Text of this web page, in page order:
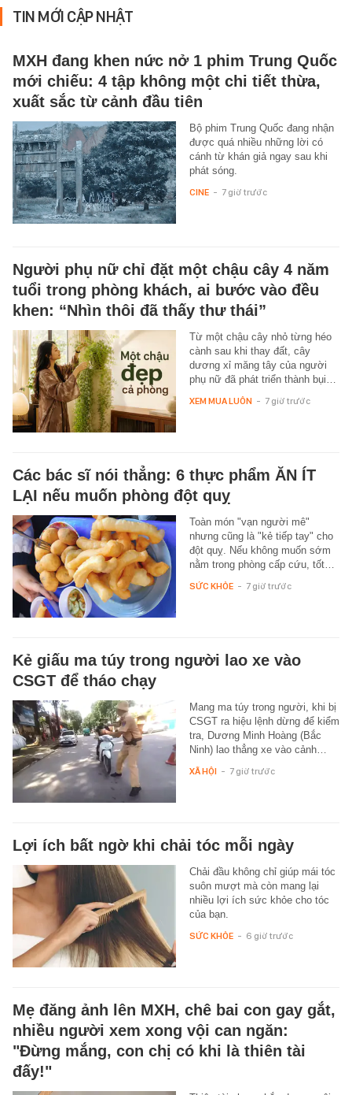
TIN MỚI CẬP NHẬT
MXH đang khen nức nở 1 phim Trung Quốc
mới chiếu: 4 tập không một chi tiết thừa,
xuất sắc từ cảnh đầu tiên
Bộ phim Trung Quốc đang nhận
được quá nhiều những lời có
cánh từ khán giả ngay sau khi
phát sóng.
CINE - 7 giờ trước
Người phụ nữ chỉ đặt một chậu cây 4 năm
tuổi trong phòng khách, ai bước vào đều
khen: “Nhìn thôi đã thấy thư thái”
Từ một chậu cây nhỏ từng héo
cành sau khi thay đất, cây
dương xỉ măng tây của người
phụ nữ đã phát triển thành bụi…
XEM MUA LUÔN - 7 giờ trước
Các bác sĩ nói thẳng: 6 thực phẩm ĂN ÍT
LẠI nếu muốn phòng đột quỵ
Toàn món "vạn người mê"
nhưng cũng là "kẻ tiếp tay" cho
đột quỵ. Nếu không muốn sớm
nằm trong phòng cấp cứu, tốt…
SỨC KHỎE - 7 giờ trước
Kẻ giấu ma túy trong người lao xe vào
CSGT để tháo chạy
Mang ma túy trong người, khi bị
CSGT ra hiệu lệnh dừng để kiểm
tra, Dương Minh Hoàng (Bắc
Ninh) lao thẳng xe vào cảnh…
XÃ HỘI - 7 giờ trước
Lợi ích bất ngờ khi chải tóc mỗi ngày
Chải đầu không chỉ giúp mái tóc
suôn mượt mà còn mang lại
nhiều lợi ích sức khỏe cho tóc
của bạn.
SỨC KHỎE - 6 giờ trước
Mẹ đăng ảnh lên MXH, chê bai con gay gắt,
nhiều người xem xong vội can ngăn:
"Đừng mắng, con chị có khi là thiên tài
đấy!"